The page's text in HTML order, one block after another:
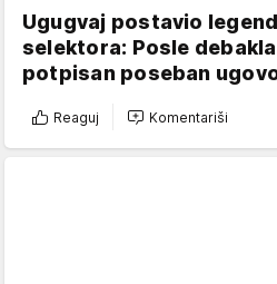
Ugugvaj postavio
selektora: Posle
potpisan poseban
Reaguj Komentariši